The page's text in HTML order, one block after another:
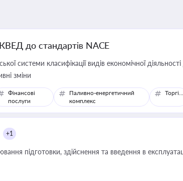
до стандартів NACE
системи класифікації видів економічної
зміни
Фінансові
послуги
Паливно-енергетичний
комплекс
Торгівля
+1
підготовки, здійснення та введення в